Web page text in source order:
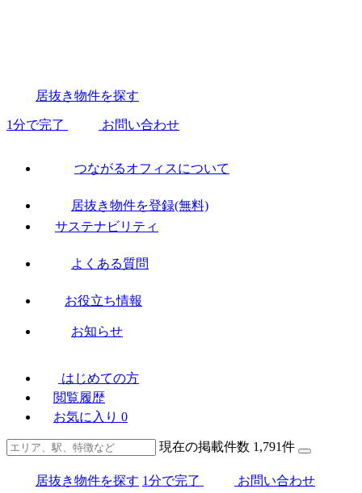
居抜き物件を探す
1分で完了 お問い合わせ
つながるオフィスについて
居抜き物件を登録(無料)
サステナビリティ
よくある質問
お役立ち情報
お知らせ
はじめての方
閲覧履歴
お気に入り 0
現在の掲載件数 1,791件
居抜き物件を探す 1分で完了 お問い合わせ